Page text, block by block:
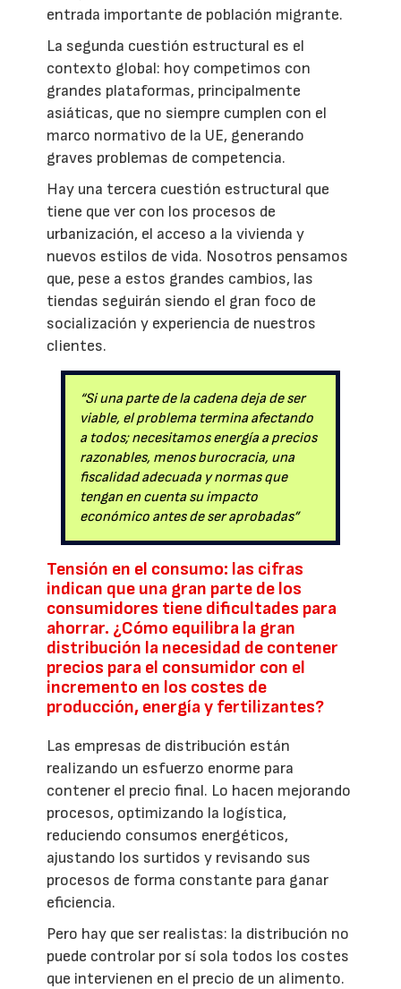
entrada importante de población migrante.
La segunda cuestión estructural es el
contexto global: hoy competimos con
grandes plataformas, principalmente
asiáticas, que no siempre cumplen con el
marco normativo de la UE, generando
graves problemas de competencia.
Hay una tercera cuestión estructural que
tiene que ver con los procesos de
urbanización, el acceso a la vivienda y
nuevos estilos de vida. Nosotros pensamos
que, pese a estos grandes cambios, las
tiendas seguirán siendo el gran foco de
socialización y experiencia de nuestros
clientes.
“Si una parte de la cadena deja de ser
viable, el problema termina afectando
a todos; necesitamos energía a precios
razonables, menos burocracia, una
fiscalidad adecuada y normas que
tengan en cuenta su impacto
económico antes de ser aprobadas”
Tensión en el consumo: las cifras
indican que una gran parte de los
consumidores tiene dificultades para
ahorrar. ¿Cómo equilibra la gran
distribución la necesidad de contener
precios para el consumidor con el
incremento en los costes de
producción, energía y fertilizantes?
Las empresas de distribución están
realizando un esfuerzo enorme para
contener el precio final. Lo hacen mejorando
procesos, optimizando la logística,
reduciendo consumos energéticos,
ajustando los surtidos y revisando sus
procesos de forma constante para ganar
eficiencia.
Pero hay que ser realistas: la distribución no
puede controlar por sí sola todos los costes
que intervienen en el precio de un alimento.